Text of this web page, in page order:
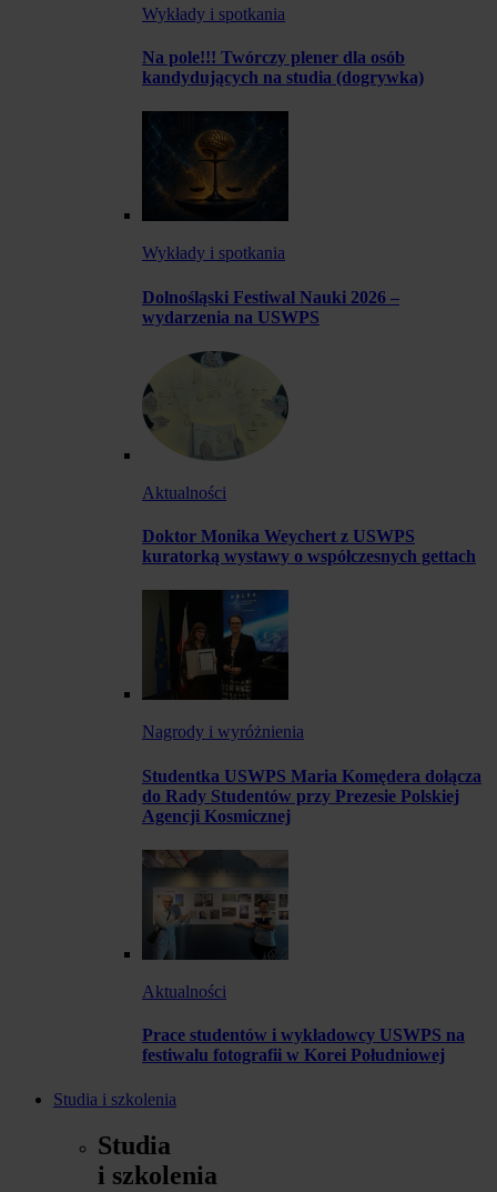
Wykłady i spotkania
Na pole!!! Twórczy plener dla osób
kandydujących na studia (dogrywka)
Wykłady i spotkania
Dolnośląski Festiwal Nauki 2026 –
wydarzenia na USWPS
Aktualności
Doktor Monika Weychert z USWPS
kuratorką wystawy o współczesnych gettach
Nagrody i wyróżnienia
Studentka USWPS Maria Komędera dołącza
do Rady Studentów przy Prezesie Polskiej
Agencji Kosmicznej
Aktualności
Prace studentów i wykładowcy USWPS na
festiwalu fotografii w Korei Południowej
Studia i szkolenia
Studia
i szkolenia